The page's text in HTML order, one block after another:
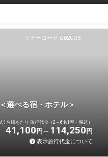
ツアーコード Q02OJ5
べる宿・ホテル＞
1名様あたり 旅行代金（2～6名1室・税込）
41,100 円 114,250 円
表示旅行代金について